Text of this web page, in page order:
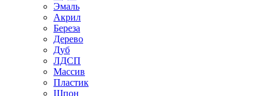
Эмаль
Акрил
Береза
Дерево
Дуб
ЛДСП
Массив
Пластик
Шпон